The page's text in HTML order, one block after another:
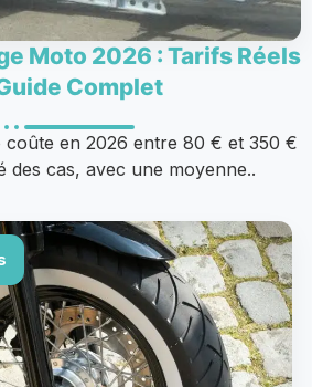
Moto 2026 : Tarifs Réels
Complet
coûte en 2026 entre 80 € et 350 €
des cas, avec une moyenne..